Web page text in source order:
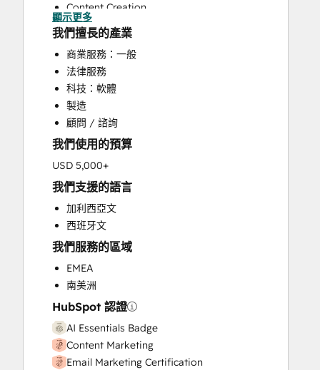
Content Creation
Conversational Marketing
CRM Implementation
CRM Migration
Customer Marketing
Customer Success Training
Customer Support Training
Customer Survey and Analysis
Email Marketing
Full Inbound Marketing Services
Help Desk Implementation
HubSpot Onboarding
Knowledge Base Development
Paid Advertising
Programmable Automation
Public Relations
Sales and Marketing Alignment
Sales Coaching and Training
Sales Enablement
Search Engine Optimization
Social Media
Website Design
顯示更多
我們擅長的產業
商業服務：一般
法律服務
科技：軟體
製造
顧問 / 諮詢
我們使用的預算
USD 5,000+
我們支援的語言
加利西亞文
西班牙文
我們服務的區域
EMEA
南美洲
HubSpot 認證
AI Essentials Badge
Content Marketing
Email Marketing Certification